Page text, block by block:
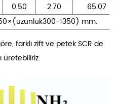
0.50 2.70
65.07
1350) mm.
farklı zift ve petek SCR de
üretebiliriz.